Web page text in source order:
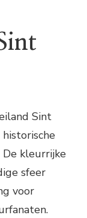
Sint
kleurrijke
sfeer
voor